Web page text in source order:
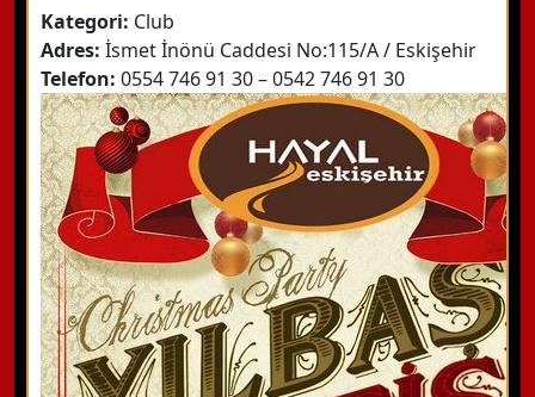
Kategori: Club
Adres: İsmet İnönü Caddesi No:115/A / Eskişehir
Telefon: 0554 746 91 30 – 0542 746 91 30